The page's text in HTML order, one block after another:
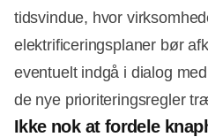
tidsvindue, hvor
elektrificeringsplaner bør
eventuelt indgå i dialog
de nye prioriteringsregler
Ikke nok at fordele